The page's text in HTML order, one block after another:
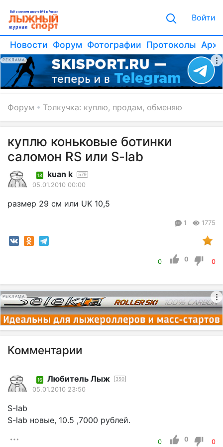
Войти
Новости Форум Фотографии Протоколы
РЕКЛАМА
Форум Толкучка: куплю, продам, обменяю
куплю коньковые ботинки
саломон RS или S-lab
18 kuan k 579
05.01.2010 00:00
размер 29 см или UK 10,5
1 1775
0 0 0
РЕКЛАМА
Комментарии
16 Любитель Лыж 350
05.01.2010 23:50
S-lab
S-lab новые, 10.5 ,7000 рублей.
0 0 0